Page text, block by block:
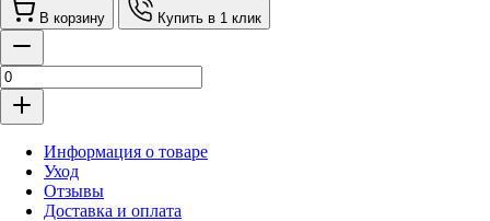
В корзину Купить в 1 клик
Информация о товаре
Уход
Отзывы
Доставка и оплата